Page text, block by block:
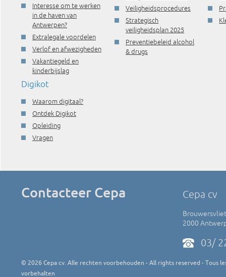
Interesse om te werken
in de haven van
Antwerpen?
Extralegale voordelen
Verlof en afwezigheden
Vakantiegeld en
kinderbijslag
Veiligheidsprocedures
Strategisch
veiligheidsplan 2025
Preventiebeleid alcohol
& drugs
Digikot
Waarom digitaal?
Ontdek Digikot
Opleiding
Vragen
Contacteer Cepa Cepa cv
2000
03/
© 2026 Cepa cv. Alle rechten voorbehouden - All rights reserved - Tous
vorbehalten